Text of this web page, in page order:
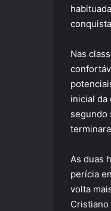
Nas
inicial da
segundo
As duas
perícia
volta
Cristiano